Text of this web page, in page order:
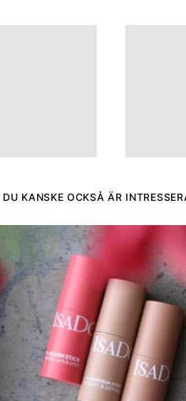
DU KANSKE OCKSÅ ÄR